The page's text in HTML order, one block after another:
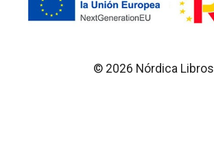
© 2026 Nórdica Libros